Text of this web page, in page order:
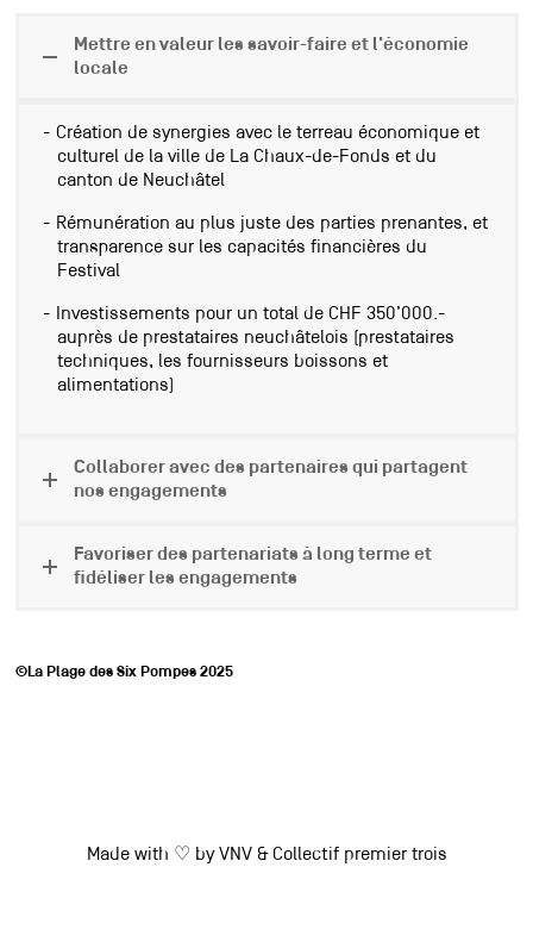
Mettre en valeur les savoir-faire et l'économie
locale
Création de synergies avec le terreau économique et
culturel de la ville de La Chaux-de-Fonds et du
canton de Neuchâtel
Rémunération au plus juste des parties prenantes, et
transparence sur les capacités financières du
Festival
Investissements pour un total de CHF 350’000.-
auprès de prestataires neuchâtelois (prestataires
techniques, les fournisseurs boissons et
alimentations)
Collaborer avec des partenaires qui partagent
nos engagements
Favoriser des partenariats à long terme et
fidéliser les engagements
©La Plage des Six Pompes 2025
Made with ♡ by VNV& Collectif premier trois